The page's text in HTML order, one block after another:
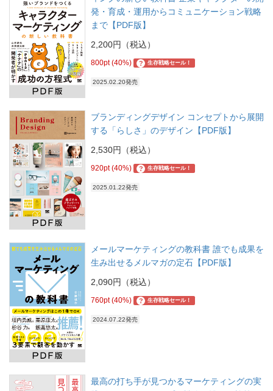
発・育成・運用からコミュニケーション戦略
まで【PDF版】
2,200円（税込）
800pt (40%) ? 生存戦略セール！
2025.02.20発売
ブランディングデザイン コンセプトから展開
する「らしさ」のデザイン【PDF版】
2,530円（税込）
920pt (40%) ? 生存戦略セール！
2025.01.22発売
メールマーケティングの教科書 誰でも成果を
生み出せるメルマガの定石【PDF版】
2,090円（税込）
760pt (40%) ? 生存戦略セール！
2024.07.22発売
最高の打ち手が見つかるマーケティングの実